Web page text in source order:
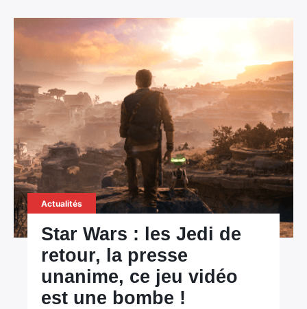
Actualités
Star Wars : les Jedi de
retour, la presse
unanime, ce jeu vidéo
est une bombe !